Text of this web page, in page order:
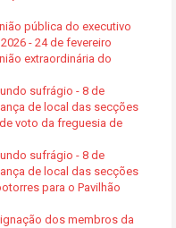
pública do executivo
- 24 de fevereiro
extraordinária do
sufrágio - 8 de
de local das secções
voto da freguesia de
sufrágio - 8 de
de local das secções
para o Pavilhão
dos membros da